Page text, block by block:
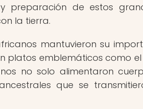
preparación de estos
la tierra.
mantuvieron su
platos emblemáticos como el
no solo alimentaron
que se